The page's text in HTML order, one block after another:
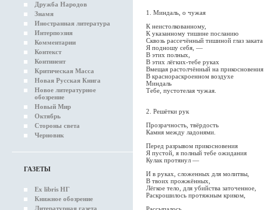
Дружба Народов
Знамя
Иностранная литература
Интерпоэзия
Комментарии
Контекст
Континент
Критическая Масса
Новая Русская Книга
Новое литературное
обозрение
Новый Мир
Октябрь
Стороны света
Черновик
ГАЗЕТЫ
Ex libris НГ
Книжное обозрение
Литературная газета
1. Миндаль, о чужая
К неистолкованному,
К указанному тишине посланию
Сквозь рассечённый тишиной глаз заката
Я подношу себя, —
В этих полных,
В этих лёгких-тебе руках
Вмещая растолчённый на прикосновения
В краснораскроенном воздухе
Миндаль
Тебе, пустотелая чужая.
2. Решётки рук
Прозрачность, твёрдость
Камня между ладонями.
Перед разрывом прикосновения
Я пустой, я полный тебе ожидания
Кулак протянул —
И в руках, сложенных для молитвы,
В твоих прожжённых,
Лёгкое тело, для убийства заточенное,
Раскрошилось протяжным криком,